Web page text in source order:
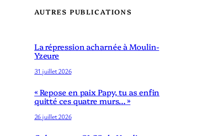
AUTRES PUBLICATIONS
La répression acharnée à Moulin-
Yzeure
31 juillet 2026
« Repose en paix Papy, tu as enfin
quitté ces quatre murs… »
26 juillet 2026